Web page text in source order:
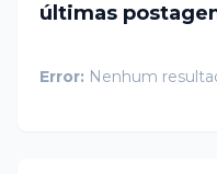
últimas
Error: Nenhum